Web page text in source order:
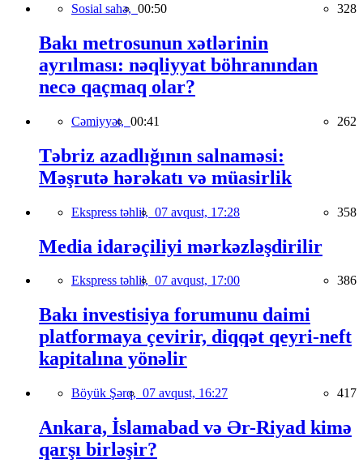
Sosial sahə, 00:50 328
Bakı metrosunun xətlərinin
ayrılması: nəqliyyat böhranından
necə qaçmaq olar?
Cəmiyyət, 00:41 262
Təbriz azadlığının salnaməsi:
Məşrutə hərəkatı və müasirlik
Ekspress təhlil, 07 avqust, 17:28 358
Media idarəçiliyi mərkəzləşdirilir
Ekspress təhlil, 07 avqust, 17:00 386
Bakı investisiya forumunu daimi
platformaya çevirir, diqqət qeyri-neft
kapitalına yönəlir
Böyük Şərq, 07 avqust, 16:27 417
Ankara, İslamabad və Ər-Riyad kimə
qarşı birləşir?